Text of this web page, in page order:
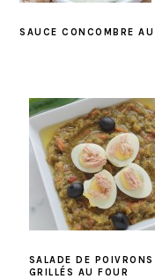
SAUCE CONCOMBRE
SALADE DE POIVRONS
GRILLÉS AU FOUR